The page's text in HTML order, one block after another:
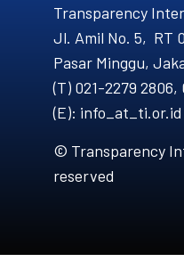
Transparency
Jl. Amil No. 5, RT
Pasar Minggu,
(T) 021-2279 2806,
(E): info_at_ti.or.id
© Transparency
reserved